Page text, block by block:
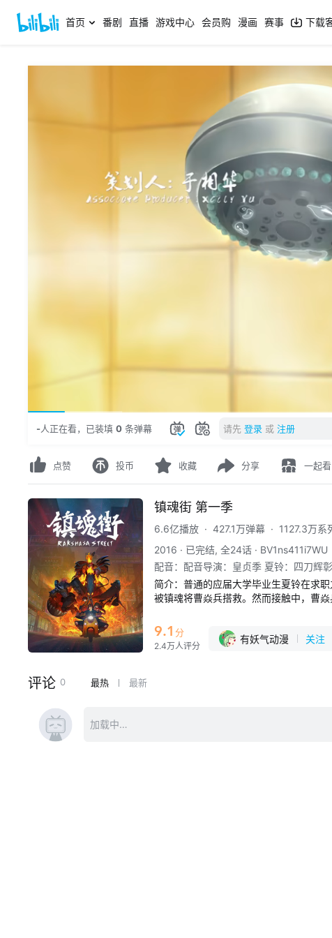
首页 番剧 直播 游戏中心 会员购 漫画 赛事 下载
-人正在看， 已装填 0 条弹幕 请先 登录 或 注册
点赞 投币 收藏 分享 一起看
镇魂街 第一季
6.6亿播放 · 427.1万弹幕 · 1127.3万系
2016 · 已完结, 全24话 · BV1ns411i7WU
配音： 配音导演：皇贞季 夏铃：四刀辉
郝祥海 许褚：齐克建
简介： 普通的应届大学毕业生夏铃在求
被镇魂将曹焱兵搭救。然而接触中，曹
开始了交集，而在这一切的背后，似乎
9.1 分
2.4万人评分
有妖气动漫 关注